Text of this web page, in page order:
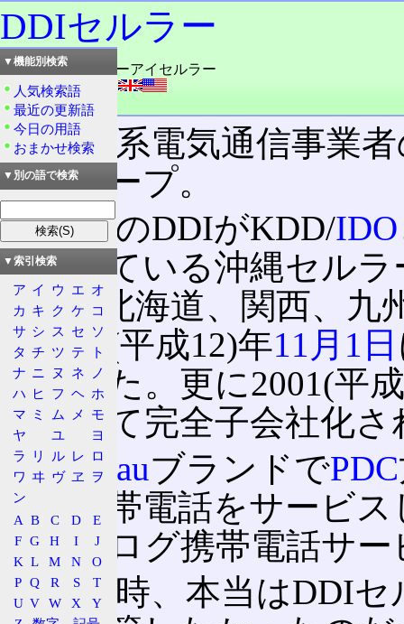
DDIセルラー
読み：ディーディーアイセルラー
外語：DDI cellular
品詞：会社名
長距離系電気通信事業
社グループ。
親会社のDDIがKDD/IDO
公開している沖縄セル
社7社(北海道、関西、
は2000(平成12)年11月1日
となった。更に2001(平
によって完全子会社化
現在は auブランドでPDC
タル携帯電話をサービ
のアナログ携帯電話サ
誕生当時、本当はDDI
▼機能別検索
人気検索語
最近の更新語
今日の用語
おまかせ検索
▼別の語で検索
▼索引検索
ア イ ウ エ オ
カ キ ク ケ コ
サ シ ス セ ソ
タ チ ツ テ
ト
ナ ニ ヌ ネ
ノ
ハ ヒ フ ヘ ホ
マ ミ ム メ
モ
ヤ
ユ
ヨ
ラ
リ ル レ ロ
ワ ヰ ヴ ヱ
ヲ
ン
A B C D
E
F G H I
J
K L M N
O
P Q R S
T
U V W X
Y